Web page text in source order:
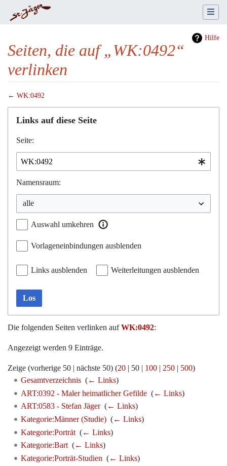
Hilfe
Seiten, die auf „WK:0492“
verlinken
← WK:0492
Wechseln zu:Navigation,Suche
Links auf diese Seite
Seite:
Namensraum:
Auswahl umkehren
Vorlageneinbindungen ausblenden
Links ausblenden Weiterleitungen ausblenden
Los
Die folgenden Seiten verlinken aufWK:0492:
Angezeigt werden 9 Einträge.
Zeige (vorherige 50 | nächste 50) (20 | 50 | 100 | 250 | 500)
Gesamtverzeichnis‎ (← Links)
ART:0392 - Maler heimatlicher Gefilde‎ (← Links)
ART:0583 - Stefan Jäger‎ (← Links)
Kategorie:Männer (Studie)‎ (← Links)
Kategorie:Porträt‎ (← Links)
Kategorie:Bart‎ (← Links)
Kategorie:Porträt-Studien (← Links)